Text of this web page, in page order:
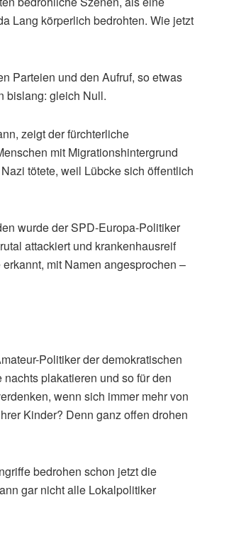
Lang körperlich bedrohten. Wie jetzt
Parteien und den Aufruf, so etwas
bislang: gleich Null.
zeigt der fürchterliche
mit Migrationshintergrund
tötete, weil Lübcke sich öffentlich
wurde der SPD-Europa-Politiker
attackiert und krankenhausreif
mit Namen angesprochen –
Politiker der demokratischen
plakatieren und so für den
wenn sich immer mehr von
Kinder? Denn ganz offen drohen
bedrohen schon jetzt die
gar nicht alle Lokalpolitiker